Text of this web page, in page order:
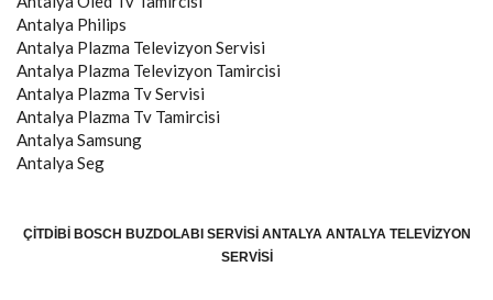
Antalya Philips
Antalya Plazma Televizyon Servisi
Antalya Plazma Televizyon Tamircisi
Antalya Plazma Tv Servisi
Antalya Plazma Tv Tamircisi
Antalya Samsung
Antalya Seg
ÇITDIBI BOSCH BUZDOLABI SERVISI ANTALYA ANTALYA TELEVIZYON
SERVISI